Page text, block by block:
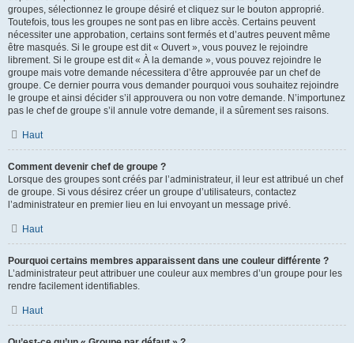
groupes, sélectionnez le groupe désiré et cliquez sur le bouton approprié.
Toutefois, tous les groupes ne sont pas en libre accès. Certains peuvent
nécessiter une approbation, certains sont fermés et d’autres peuvent même
être masqués. Si le groupe est dit « Ouvert », vous pouvez le rejoindre
librement. Si le groupe est dit « À la demande », vous pouvez rejoindre le
groupe mais votre demande nécessitera d’être approuvée par un chef de
groupe. Ce dernier pourra vous demander pourquoi vous souhaitez rejoindre
le groupe et ainsi décider s’il approuvera ou non votre demande. N’importunez
pas le chef de groupe s’il annule votre demande, il a sûrement ses raisons.
Haut
Comment devenir chef de groupe ?
Lorsque des groupes sont créés par l’administrateur, il leur est attribué un chef
de groupe. Si vous désirez créer un groupe d’utilisateurs, contactez
l’administrateur en premier lieu en lui envoyant un message privé.
Haut
Pourquoi certains membres apparaissent dans une couleur différente ?
L’administrateur peut attribuer une couleur aux membres d’un groupe pour les
rendre facilement identifiables.
Haut